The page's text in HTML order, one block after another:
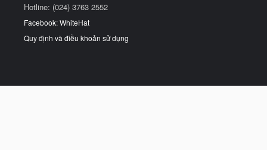
Hotline: (024) 3763 2552
Facebook: WhiteHat
Quy định và điều khoản sử dụng